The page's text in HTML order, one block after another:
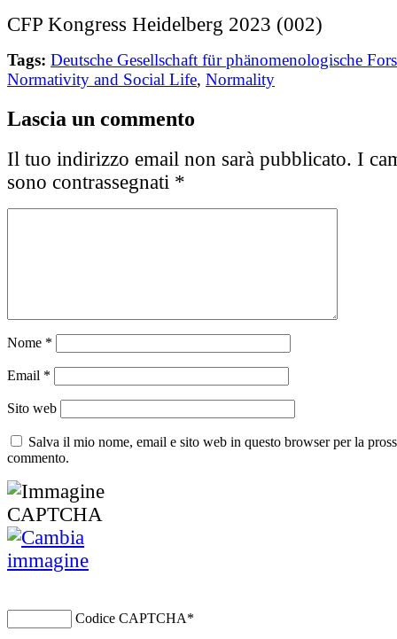
CFP Kongress Heidelberg 2023 (002)
Tags: Deutsche Gesellschaft für phänomenologische
Normativity and Social Life, Normality
Lascia un commento
Il tuo indirizzo email non sarà pubblicato. I
sono contrassegnati *
Nome *
Email *
Sito web
Salva il mio nome, email e sito web in questo browser per la
commento.
Codice CAPTCHA*